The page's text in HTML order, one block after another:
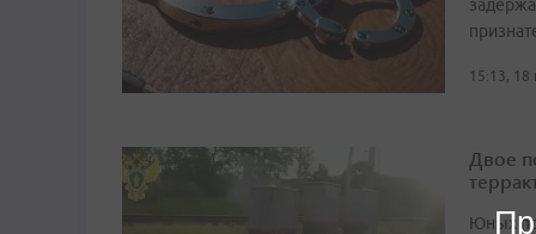
15:13,
Двое
Юных